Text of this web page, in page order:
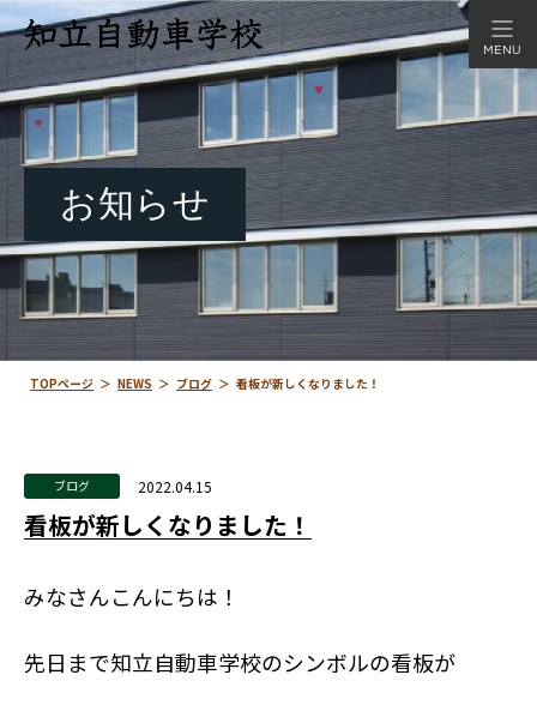
MENU
お知らせ
TOPページ ＞ NEWS ＞ ブログ ＞ 看板が新しくなりました！
ブログ 2022.04.15
看板が新しくなりました！
みなさんこんにちは！
先日まで知立自動車学校のシンボルの看板が